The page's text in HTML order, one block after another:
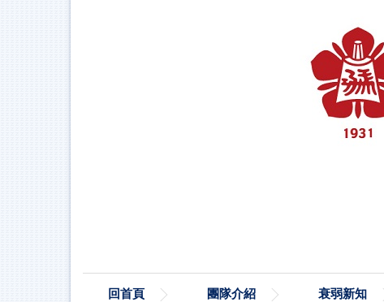
回首頁 團隊介紹 衰弱新知